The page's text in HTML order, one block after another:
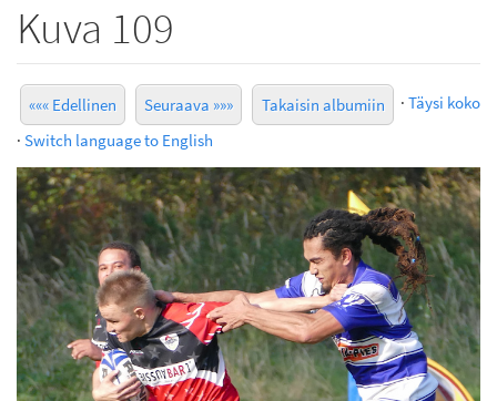
Kuva 109
««« Edellinen Seuraava »»» Takaisin albumiin · Täysi koko
· Switch language to English